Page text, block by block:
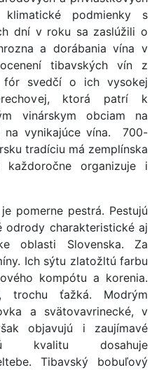
podmienky s
dní v roku sa zaslúžili o
a dorábania vína v
tibavských vín z
fór svedčí o ich vysokej
ktorá patrí k
vinárskym obciam na
na vynikajúce vína. 700-
tradíciu má zemplínska
organizuje i
pomerne pestrá. Pestujú
odrody charakteristické aj
oblasti Slovenska. Za
Ich sýtu zlatožltú farbu
kompótu a korenia.
trochu ťažká. Modrým
a svätovavrinecké, v
objavujú i zaujímavé
kvalitu dosahuje
Tibavský bobuľový